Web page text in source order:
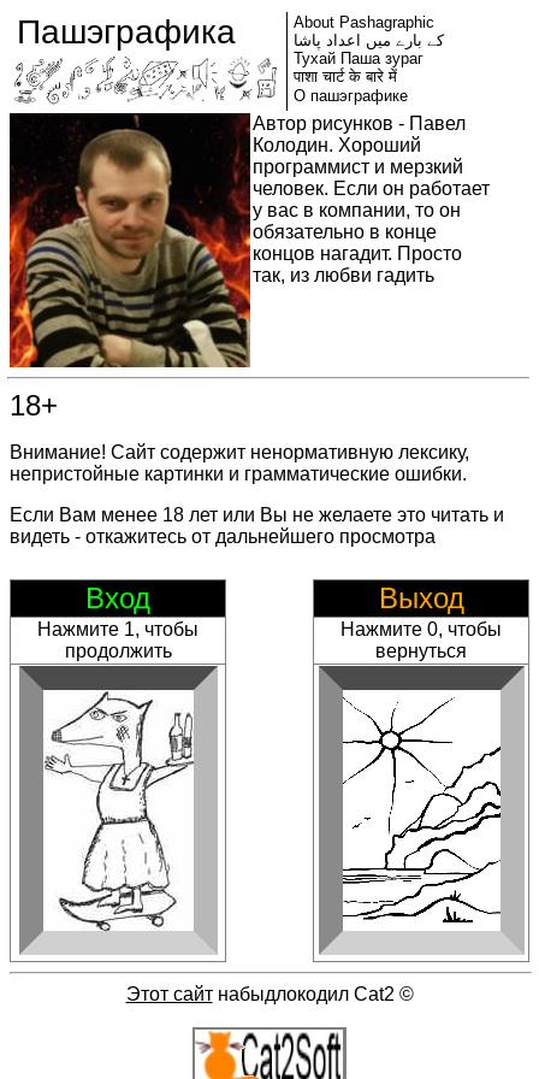
Пашэграфика
About Pashagraphic
کے بارے میں اعداد پاشا
Тухай Паша зураг
पाशा चार्ट के बारे में
О пашэграфике
Автор рисунков - Павел
Колодин. Хороший
программист и мерзкий
человек. Если он работает
у вас в компании, то он
обязательно в конце
концов нагадит. Просто
так, из любви гадить
18+
Внимание! Сайт содержит ненормативную лексику,
непристойные картинки и грамматические ошибки.
Если Вам менее 18 лет или Вы не желаете это читать и
видеть - откажитесь от дальнейшего просмотра
Вход
Нажмите 1, чтобы
продолжить
Выход
Нажмите 0, чтобы
вернуться
Этот сайтнабыдлокодил Cat2 ©